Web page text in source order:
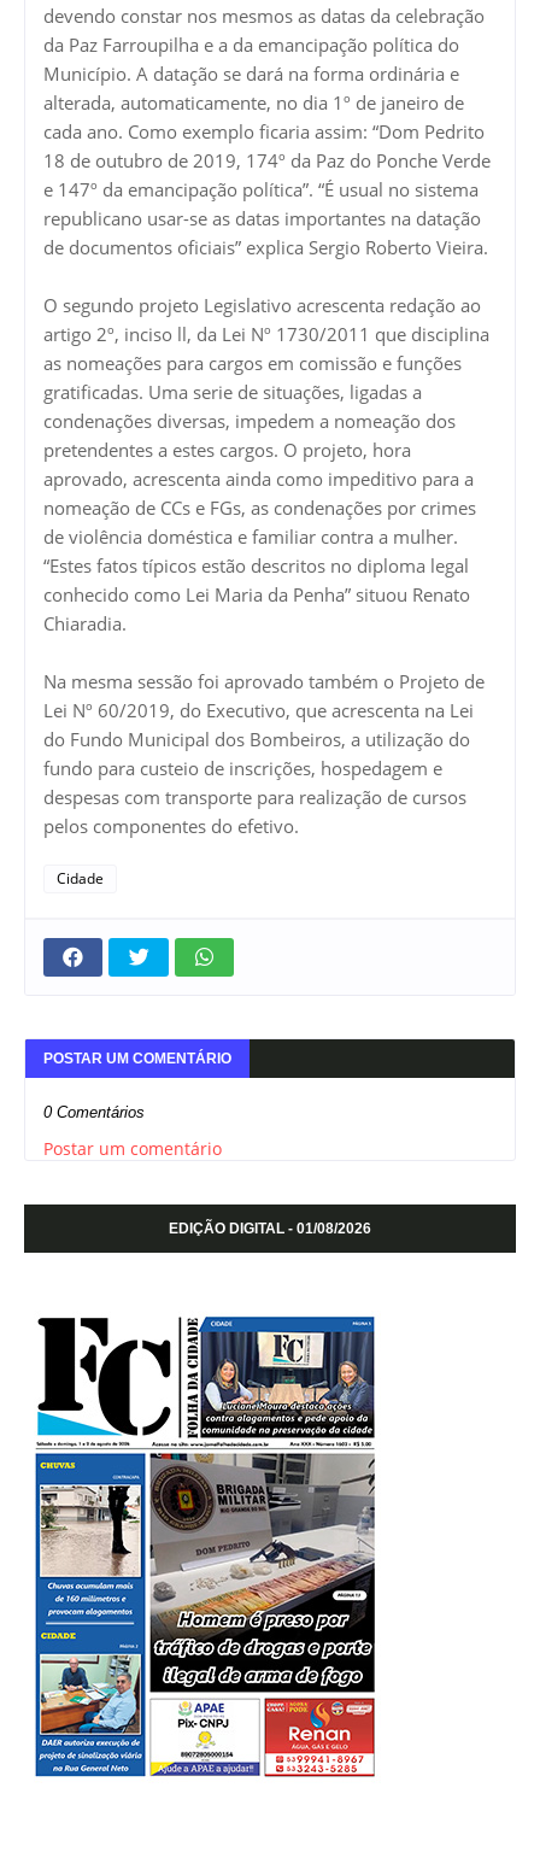
devendo constar nos mesmos as datas da celebração
da Paz Farroupilha e a da emancipação política do
Município. A datação se dará na forma ordinária e
alterada, automaticamente, no dia 1º de janeiro de
cada ano. Como exemplo ficaria assim: “Dom Pedrito
18 de outubro de 2019, 174º da Paz do Ponche Verde
e 147º da emancipação política”. “É usual no sistema
republicano usar-se as datas importantes na datação
de documentos oficiais” explica Sergio Roberto Vieira.
O segundo projeto Legislativo acrescenta redação ao
artigo 2º, inciso ll, da Lei Nº 1730/2011 que disciplina
as nomeações para cargos em comissão e funções
gratificadas. Uma serie de situações, ligadas a
condenações diversas, impedem a nomeação dos
pretendentes a estes cargos. O projeto, hora
aprovado, acrescenta ainda como impeditivo para a
nomeação de CCs e FGs, as condenações por crimes
de violência doméstica e familiar contra a mulher.
“Estes fatos típicos estão descritos no diploma legal
conhecido como Lei Maria da Penha” situou Renato
Chiaradia.
Na mesma sessão foi aprovado também o Projeto de
Lei Nº 60/2019, do Executivo, que acrescenta na Lei
do Fundo Municipal dos Bombeiros, a utilização do
fundo para custeio de inscrições, hospedagem e
despesas com transporte para realização de cursos
pelos componentes do efetivo.
Cidade
POSTAR UM COMENTÁRIO
0 Comentários
Postar um comentário
EDIÇÃO DIGITAL - 01/08/2026